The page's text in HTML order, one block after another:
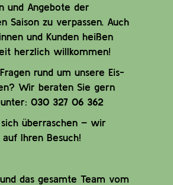
und Angebote der
Saison zu verpassen. Auch
und Kunden heißen
herzlich willkommen!
rund um unsere Eis-
Wir beraten Sie gern
030 327 06 362
sich überraschen – wir
Ihren Besuch!
und das gesamte Team vom